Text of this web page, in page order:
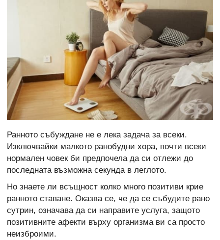
Ранното събуждане не е лека задача за всеки.
Изключвайки малкото ранобудни хора, почти всеки
нормален човек би предпочела да си отлежи до
последната възможна секунда в леглото.
Но знаете ли всъщност колко много позитиви крие
ранното ставане. Оказва се, че да се събудите рано
сутрин, означава да си направите услуга, защото
позитивните афекти върху организма ви са просто
неизброими.